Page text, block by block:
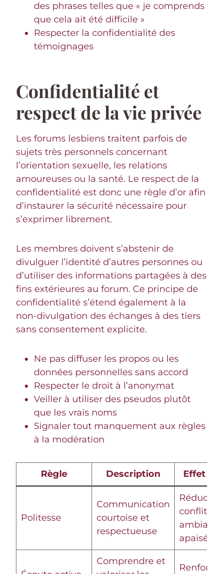
des phrases telles que « je comprends
que cela ait été difficile »
Respecter la confidentialité des
témoignages
Confidentialité et
respect de la vie privée
Les forums lesbiens traitent parfois de
sujets très personnels concernant
l’orientation sexuelle, les relations
amoureuses ou la santé. Le respect de la
confidentialité est donc une règle d’or afin
d’instaurer la sécurité nécessaire pour
s’exprimer librement.
Les membres doivent s’abstenir de
divulguer l’identité d’autres personnes ou
d’utiliser des informations partagées à des
fins extérieures au forum. Ce principe de
confidentialité s’étend également à la
non-divulgation des échanges à des tiers
sans consentement explicite.
Ne pas diffuser les propos ou les
données personnelles sans accord
Respecter le droit à l’anonymat
Veiller à utiliser des pseudos plutôt
que les vrais noms
Signaler tout manquement aux règles
à la modération
Règle Description Effet
Politesse
Communication
courtoise et
respectueuse
conflits et
apaisée
Comprendre et